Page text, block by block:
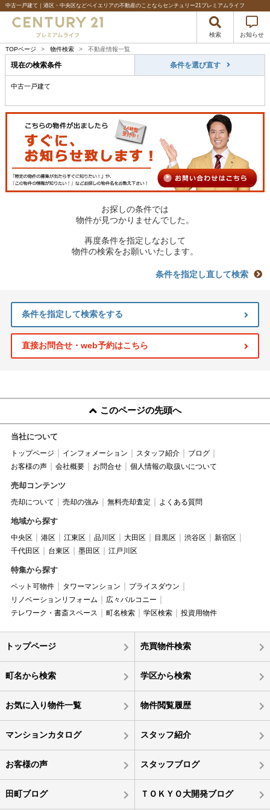
中古一戸建て｜港区・中央区などベイエリアの不動産のことならセンチュリー21プレミアムライフ
検索 お知らせ
TOPページ > 物件検索 > 不動産情報一覧
現在の検索条件 条件を選び直す
中古一戸建て
お探しの条件では
物件が見つかりませんでした。
再度条件を指定しなおして
物件の検索をお願いいたします。
条件を指定し直して検索
条件を指定して検索をする
直接お問合せ・web予約はこちら
このページの先頭へ
当社について
トップページ インフォメーション スタッフ紹介
ブログ
お客様の声
会社概要 お問合せ 個人情報の取扱いについて
売却コンテンツ
売却について 売却の強み 無料売却査定 よくある質問
地域から探す
中央区 港区 江東区 品川区 大田区 目黒区 渋谷区
新宿区
千代田区
台東区 墨田区 江戸川区
特集から探す
ペット可物件 タワーマンション
プライスダウン
リノベーションリフォーム
広々バルコニー
テレワーク・書斎スペース
町名検索 学区検索 投資用物件
トップページ 売買物件検索
町名から検索 学区から検索
お気に入り物件一覧 物件閲覧履歴
マンションカタログ スタッフ紹介
お客様の声 スタッフブログ
田町ブログ ＴＯＫＹＯ大開発ブログ